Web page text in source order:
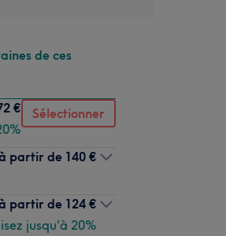
de ces
€
Sélectionner
partir de 140 €
partir de 124 €
jusqu'à 20%